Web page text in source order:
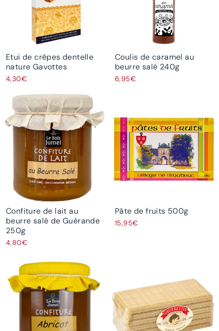
Etui de crêpes dentelle
nature Gavottes
4,30€
Coulis de caramel au
beurre salé 240g
6,95€
Confiture de lait au
beurre salé de Guérande
250g
4,80€
Pâte de fruits 500g
15,95€